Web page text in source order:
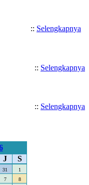
:: Selengkapnya
:: Selengkapnya
:: Selengkapnya
J S
31
1
7
8